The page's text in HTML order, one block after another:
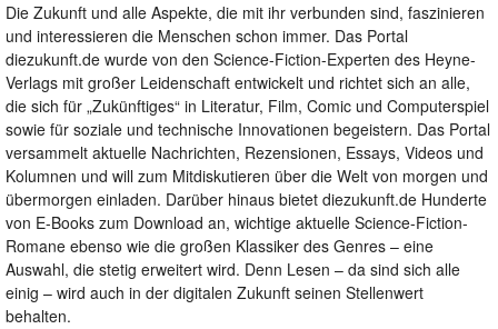
Die Zukunft und alle Aspekte, die mit ihr verbunden sind, faszinieren
und interessieren die Menschen schon immer. Das Portal
diezukunft.de wurde von den Science-Fiction-Experten des Heyne-
Verlags mit großer Leidenschaft entwickelt und richtet sich an alle,
die sich für „Zukünftiges“ in Literatur, Film, Comic und Computerspiel
sowie für soziale und technische Innovationen begeistern. Das Portal
versammelt aktuelle Nachrichten, Rezensionen, Essays, Videos und
Kolumnen und will zum Mitdiskutieren über die Welt von morgen und
übermorgen einladen. Darüber hinaus bietet diezukunft.de Hunderte
von E-Books zum Download an, wichtige aktuelle Science-Fiction-
Romane ebenso wie die großen Klassiker des Genres – eine
Auswahl, die stetig erweitert wird. Denn Lesen – da sind sich alle
einig – wird auch in der digitalen Zukunft seinen Stellenwert
behalten.